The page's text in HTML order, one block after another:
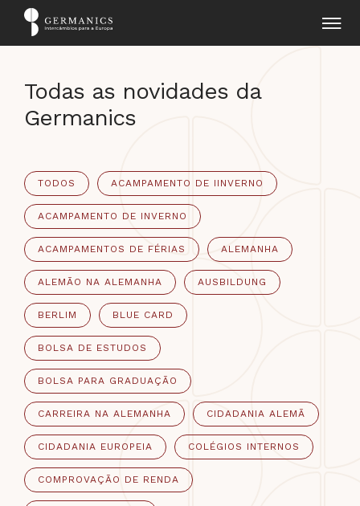
Todas as novidades da
Germanics
TODOS ACAMPAMENTO DE IINVERNO
ACAMPAMENTO DE INVERNO
ACAMPAMENTOS DE FÉRIAS ALEMANHA
ALEMÃO NA ALEMANHA AUSBILDUNG
BERLIM BLUE CARD
BOLSA DE ESTUDOS
BOLSA PARA GRADUAÇÃO
CARREIRA NA ALEMANHA CIDADANIA ALEMÃ
CIDADANIA EUROPEIA COLÉGIOS INTERNOS
COMPROVAÇÃO DE RENDA